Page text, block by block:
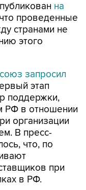
на
проведенные
странами не
этого
запросил
этап
поддержки,
РФ в отношении
организации
В пресс-
что, по
при
в РФ.